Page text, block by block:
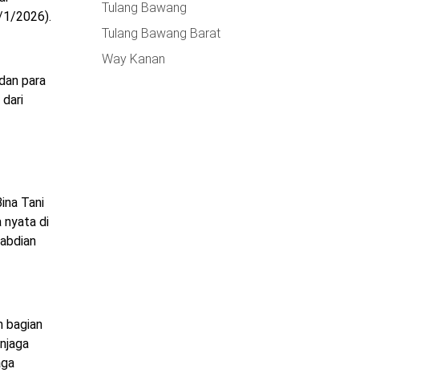
1/2026).
para
dari
Tani
nyata di
bagian
Tulang Bawang
Tulang Bawang Barat
Way Kanan